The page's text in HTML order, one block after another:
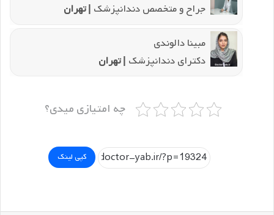
جراح و متخصص دندانپزشک | تهران
مبینا دالوندی
دکترای دندانپزشک | تهران
چه امتیازی میدی؟
کپی لینک